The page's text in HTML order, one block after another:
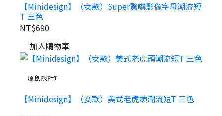
【Minidesign】（女款）Super驚嚇影像字母潮流短
T 三色
NT$690
加入購物車
原創設計T
【Minidesign】（女款）美式老虎頭潮流短T 三色